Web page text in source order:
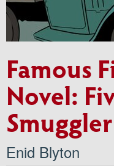
Famous
Novel:
Enid Blyton